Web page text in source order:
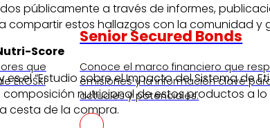
que
EROSKI
Senior Secured Bonds
Conoce el marco financiero que
emisiones y la información clave
actuales y potenciales.
públicamente a través de informes,
compartir estos hallazgos con la comunidad
Score
el “Estudio sobre el Impacto del Sistema
nutricional de estos productos a
cesta de la compra.